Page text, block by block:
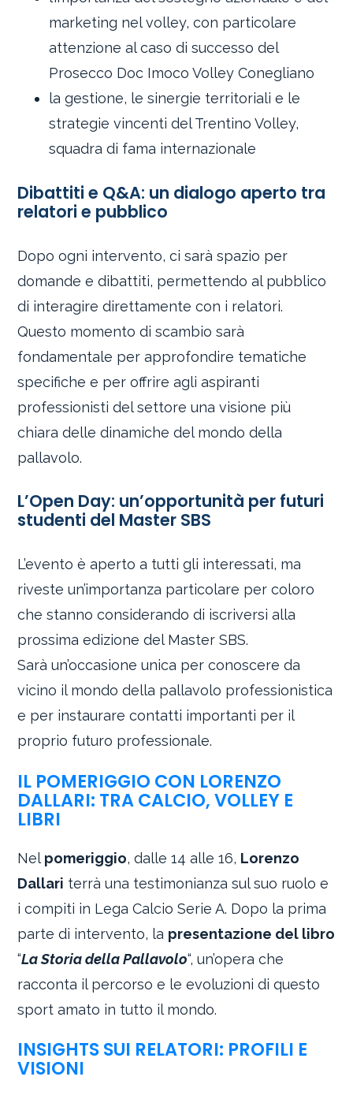
marketing nel volley, con particolare
attenzione al caso di successo del
Prosecco Doc Imoco Volley Conegliano
la gestione, le sinergie territoriali e le
strategie vincenti del Trentino Volley,
squadra di fama internazionale
Dibattiti e Q&A: un dialogo aperto tra
relatori e pubblico
Dopo ogni intervento, ci sarà spazio per
domande e dibattiti, permettendo al pubblico
di interagire direttamente con i relatori.
Questo momento di scambio sarà
fondamentale per approfondire tematiche
specifiche e per offrire agli aspiranti
professionisti del settore una visione più
chiara delle dinamiche del mondo della
pallavolo.
L’Open Day: un’opportunità per futuri
studenti del Master SBS
L’evento è aperto a tutti gli interessati, ma
riveste un’importanza particolare per coloro
che stanno considerando di iscriversi alla
prossima edizione del Master SBS.
Sarà un’occasione unica per conoscere da
vicino il mondo della pallavolo professionistica
e per instaurare contatti importanti per il
proprio futuro professionale.
IL POMERIGGIO CON LORENZO
DALLARI: TRA CALCIO, VOLLEY E
LIBRI
Nel pomeriggio, dalle 14 alle 16, Lorenzo
Dallari terrà una testimonianza sul suo ruolo e
i compiti in Lega Calcio Serie A. Dopo la prima
parte di intervento, la presentazione del libro
“La Storia della Pallavolo“, un’opera che
racconta il percorso e le evoluzioni di questo
sport amato in tutto il mondo.
INSIGHTS SUI RELATORI: PROFILI E
VISIONI